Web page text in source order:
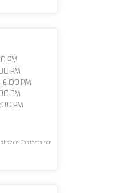
PM
PM
PM
PM
PM
Contacta con